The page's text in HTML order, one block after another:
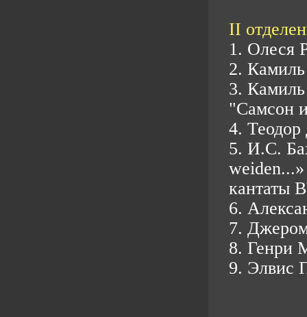
II
1. Олеся
2.
3.
"Самсон
4.
5. И.С.
кантаты
6.
7.
8. Генри
9. Элвис